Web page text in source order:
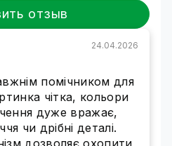
качество
отзыв
24.04.2026
помічником для
чітка, кольори
дуже вражає,
чи дрібні деталі.
дозволяє охопити